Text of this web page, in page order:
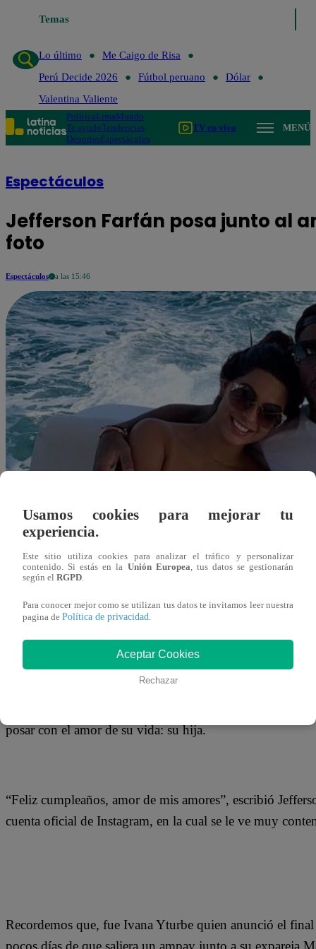
Temas
Lo último
Me Caigo de Risa
Perú Decide 2026
Fútbol peruano
Dólar
Valentina Valiente
PolíticaLimaMundo
Te ayudoTendencias
DeportesEspectáculos
TV en vivo MENÚ
Espectáculos
Jefferson Farfán posa junto al
foto
Espectáculos a las 15:46
Redacción Latina
Jefferson Farfán se encuentra tranquilo desde que se
posar con el amor de su vida: su hija.
“Feliz cumpleaños, amor de mis amores”, escribió
cuenta oficial de Instagram, en la cual se le ve muy
Recordemos que, fue Ivana Yturbe quien anunció el
pocos días de que saliera un ampay junto a su expareja
Usamos cookies para mejorar tu
experiencia.
Este sitio utiliza cookies para analizar el tráfico y personalizar
contenido. Si estás en la Unión Europea , tus datos se gestionarán
según el RGPD
Para conocer mejor como se utilizan tus datos te invitamos leer nuestra
pagina de Política de privacidad
Aceptar Cookies
Rechazar